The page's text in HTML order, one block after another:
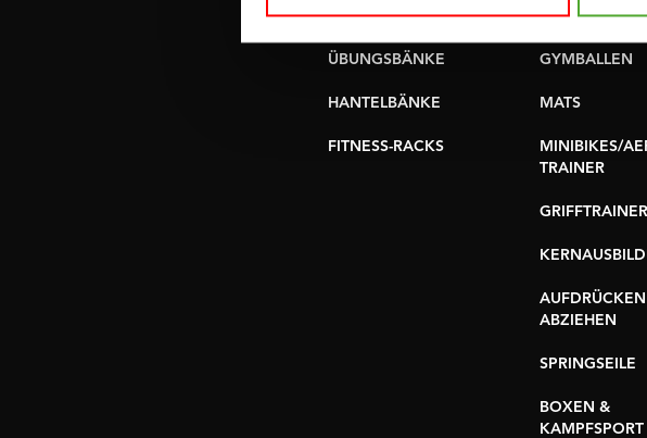
UMLENKSTATIONEN
ÜBUNGSBÄNKE
HANTELBÄNKE
FITNESS-RACKS
YOGA &
GYMBALLEN
MATS
MINIBIKES/
TRAINER
GRIFFTRAINER
ABZIEHEN
SPRINGSEILE
BOXEN &
KAMPFSPORT